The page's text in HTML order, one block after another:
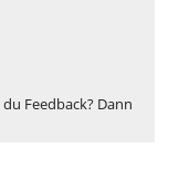
Feedback? Dann